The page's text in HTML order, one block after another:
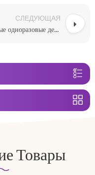
СЛЕДУЮЩАЯ
БЕСПЛАТНЫЙ ОБРАЗЕЦ Качественные одноразовые детские подгузники, не причиняющие вреда коже, органические детские трусики, детские подгузники-трусы
Товары